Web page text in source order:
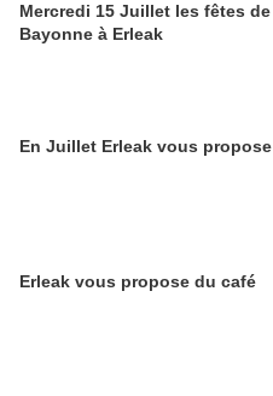
Mercredi 15 Juillet les fêtes de
Bayonne à Erleak
En Juillet Erleak vous propose
Erleak vous propose du café